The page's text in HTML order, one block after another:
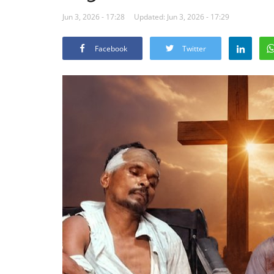
Jun 3, 2026 - 17:28 Updated: Jun 3, 2026 - 17:29
Facebook Twitter